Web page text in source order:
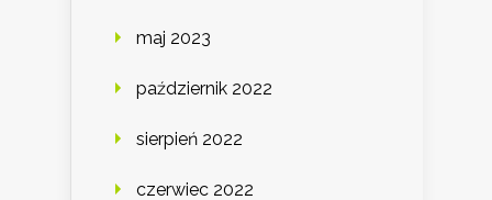
maj 2023
październik 2022
sierpień 2022
czerwiec 2022